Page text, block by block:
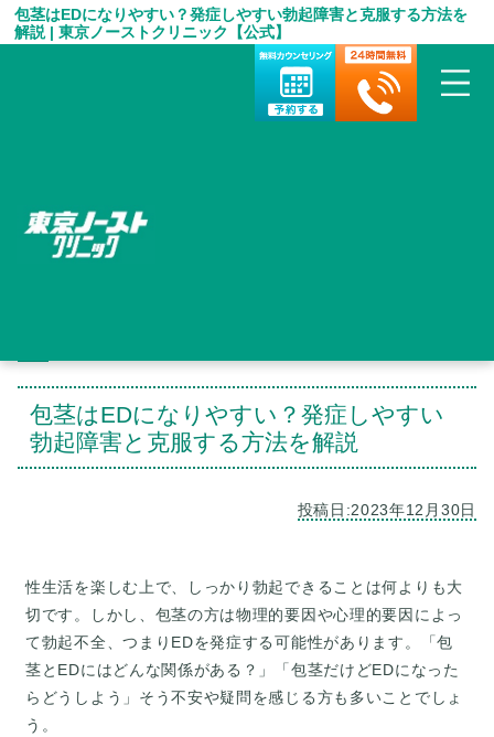
包茎はEDになりやすい？発症しやすい勃起障害と克服する方法を
解説 | 東京ノーストクリニック【公式】
包茎はEDになりやすい？発症しやすい
勃起障害と克服する方法を解説
性生活を楽しむ上で、しっかり勃起できることは何よりも大
切です。しかし、包茎の方は物理的要因や心理的要因によっ
て勃起不全、つまりEDを発症する可能性があります。「包
茎とEDにはどんな関係がある？」「包茎だけどEDになった
らどうしよう」そう不安や疑問を感じる方も多いことでしょ
う。